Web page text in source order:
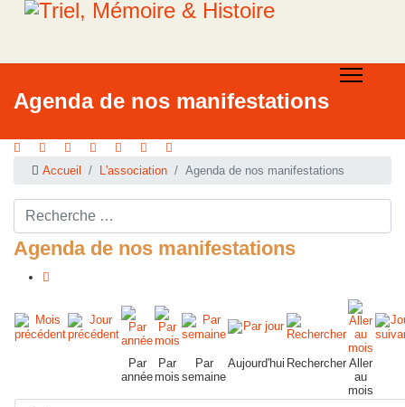
Agenda de nos manifestations
Accueil L'association Agenda de nos manifestations
Rechercher ...
Agenda de nos manifestations
Par
année
Par
mois
Par
semaine
Aujourd'hui Rechercher Aller
au
mois